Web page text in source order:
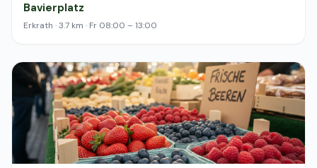
Bavierplatz
Erkrath · 3.7 km · Fr 08:00 – 13:00